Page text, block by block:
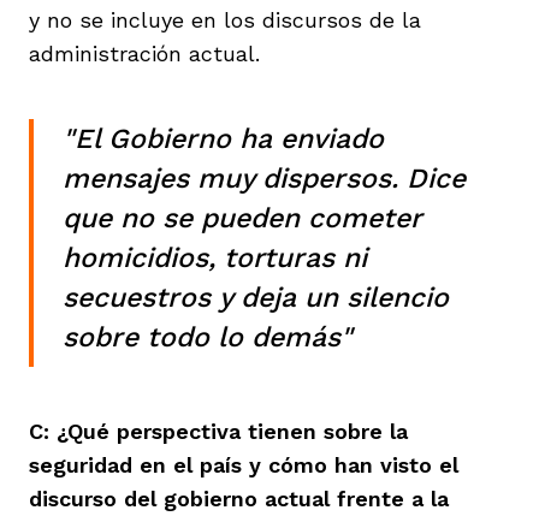
y no se incluye en los discursos de la
administración actual.
"El Gobierno ha enviado
mensajes muy dispersos. Dice
que no se pueden cometer
homicidios, torturas ni
secuestros y deja un silencio
sobre todo lo demás"
C: ¿Qué perspectiva tienen sobre la
seguridad en el país y cómo han visto el
discurso del gobierno actual frente a la